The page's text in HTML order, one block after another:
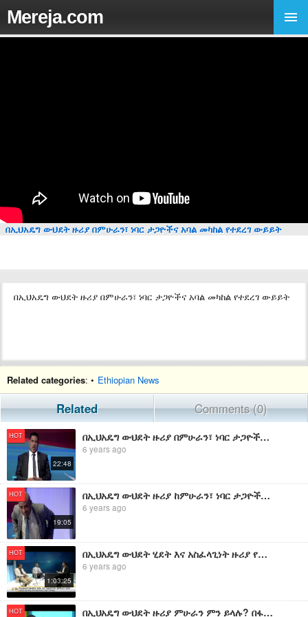
Mereja.com
በኢህአዴግ ውህደት ዙሪያ በምሁራን፣ ነባር ታጋዮችና አባል መካከል የተደረገ ውይይት
በኢህአዴግ ውህደት ዙሪያ በምሁራን፣ ነባር ታጋዮችና አባል መካከል የተደረገ ውይይት
Related categories: • Ethiopian News
Related Comments (0)
HOT
22:48
በኢህአዴግ ውህደት ዙሪያ በምሁራን፣ ነባር ታጋዮችና አባል መካከል የተደረገ ውይይት ክፍል 1
6 years ago
HOT
19:05
በኢህአዴግ ውህደት ዙሪያ ከምሁራን፣ ነባር ታጋዮችና አባል ጋር የተደረገ ውይይት ክፍል 3
6 years ago
HOT
1:03:25
በኢህአዴግ ውህደት ሂደት እና አስፈላጊነት ዙሪያ የተደረገ ውይይት
6 years ago
HOT በኢህአዴግ ውህደት ዙሪያ ምሁራን ምን ይላሉ? በፋና ቴልቪዥን ስቱዲዮ የተደረገ ውይይት